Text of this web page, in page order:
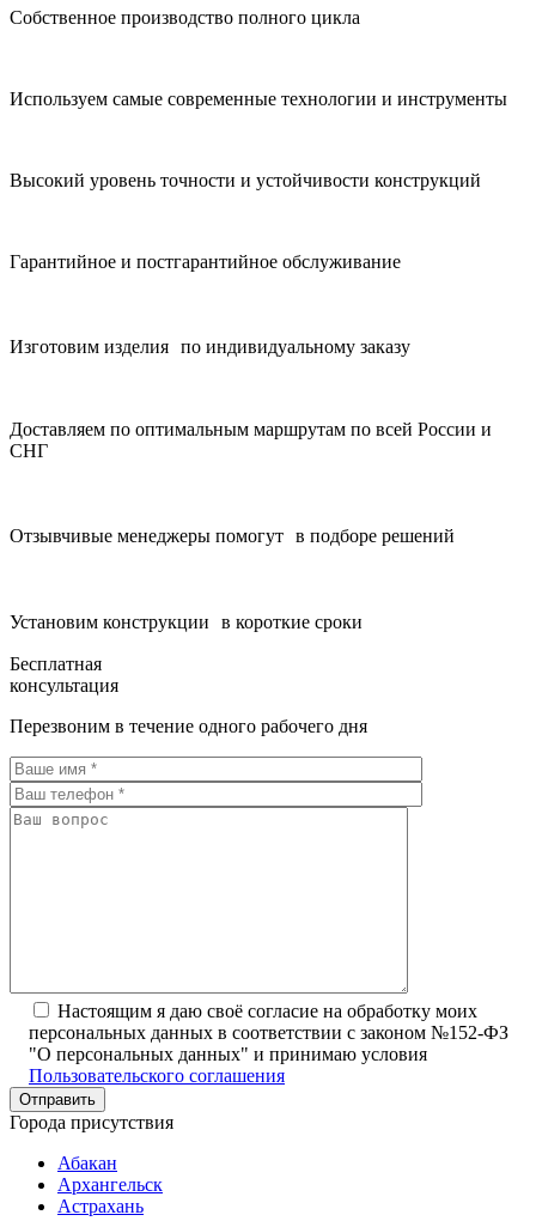
Собственное производство полного цикла
Используем самые современные технологии и инструменты
Высокий уровень точности и устойчивости конструкций
Гарантийное и постгарантийное обслуживание
Изготовим изделия по индивидуальному заказу
Доставляем по оптимальным маршрутам по всей России и
СНГ
Отзывчивые менеджеры помогут в подборе решений
Установим конструкции в короткие сроки
Бесплатная
консультация
Перезвоним в течение одного рабочего дня
Настоящим я даю своё согласие на обработку моих
персональных данных в соответствии с законом №152-ФЗ
"О персональных данных" и принимаю условия
Пользовательского соглашения
Города присутствия
Абакан
Архангельск
Астрахань